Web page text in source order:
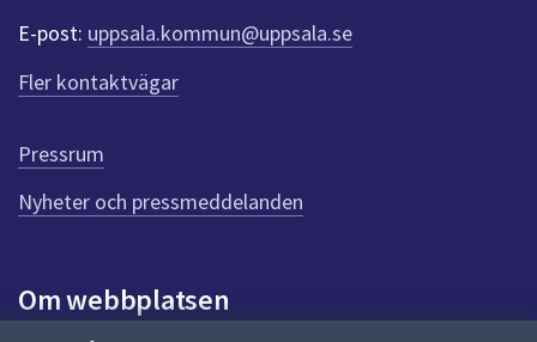
f
r
d
n
n
a
a
E-post: uppsala.kommun@uppsala.se
Fler kontaktvägar
Pressrum
Nyheter och pressmeddelanden
Om webbplatsen